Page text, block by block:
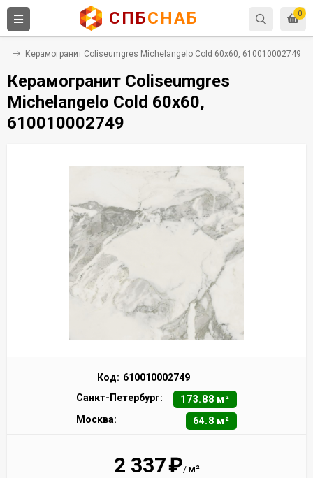
0
СПБСНАБ
Керамогранит Coliseumgres Michelangelo Cold 60x60, 610010002749
Керамогранит Coliseumgres
Michelangelo Cold 60x60,
610010002749
Код: 610010002749
Санкт-Петербург:
173.88 м²
Москва:
64.8 м²
2 337₽/ м²